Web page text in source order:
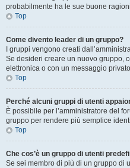
probabilmente ha le sue buone
Top
Come divento leader di un gruppo?
I gruppi vengono creati
Se desideri creare un nuovo gruppo,
elettronica o con un messaggio
Top
Perché alcuni gruppi di utenti
È possibile per l’amministratore del
gruppo per rendere più semplice
Top
Che cos’è un gruppo di utenti
Se sei membro di più di un gruppo di